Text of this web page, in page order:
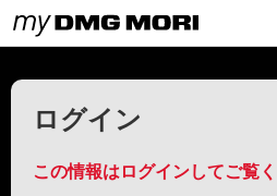
ログイン
この情報はログインしてご覧